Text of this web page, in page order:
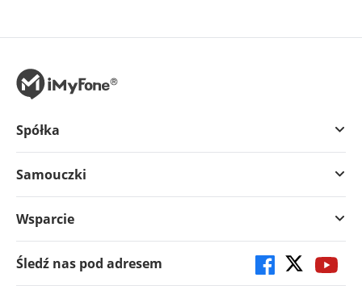
Spółka
Samouczki
Wsparcie
Śledź nas pod adresem